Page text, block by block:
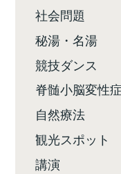
社会問題
秘湯・名湯
競技ダンス
脊髄小脳変性症
自然療法
観光スポット
講演